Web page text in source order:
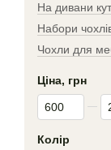
На дивани
Набори
Чохли для
Ціна, грн
Від Ціна, грн
До Ціна, грн
Колір